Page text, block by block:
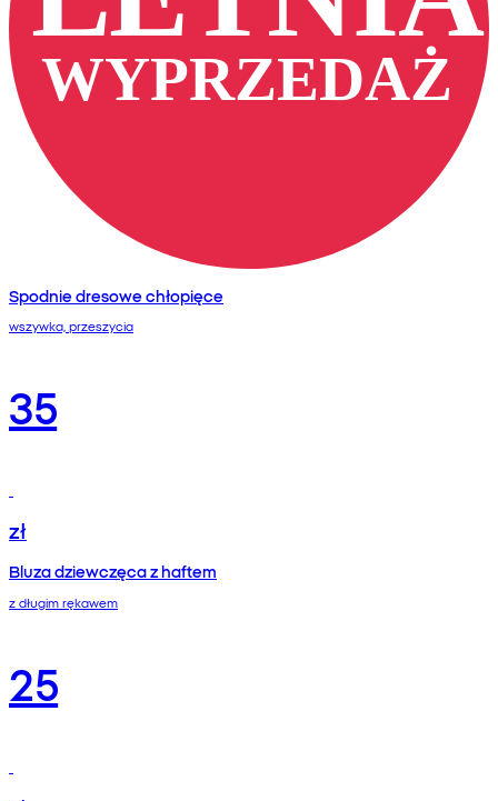
Spodnie dresowe chłopięce
wszywka, przeszycia
35
zł
Bluza dziewczęca z haftem
z długim rękawem
25